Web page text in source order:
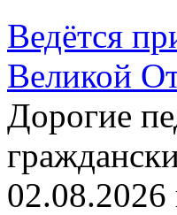
Ведётся
Великой
Дорогие
02.08.2026